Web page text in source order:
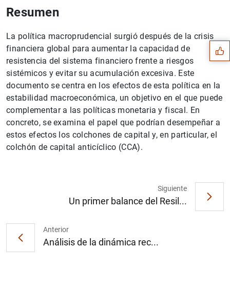
Resumen
La política macroprudencial surgió después de la crisis
financiera global para aumentar la capacidad de
resistencia del sistema financiero frente a riesgos
sistémicos y evitar su acumulación excesiva. Este
documento se centra en los efectos de esta política en la
estabilidad macroeconómica, un objetivo en el que puede
complementar a las políticas monetaria y fiscal. En
concreto, se examina el papel que podrían desempeñar a
estos efectos los colchones de capital y, en particular, el
colchón de capital anticíclico (CCA).
Anterior
Análisis de la dinámica rec...
Siguiente
Un primer balance del Resil...
Sugerencias
1